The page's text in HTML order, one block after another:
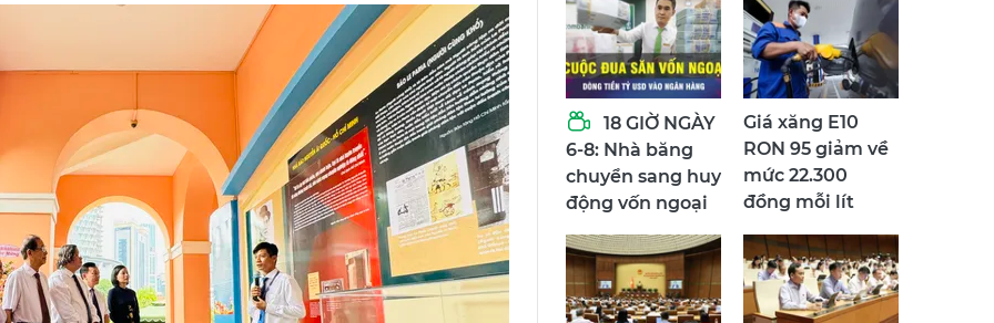
18 GIỜ NGÀY
6-8: Nhà băng
chuyển sang huy
động vốn ngoại
Giá xăng E10
RON 95 giảm về
mức 22.300
đồng mỗi lít